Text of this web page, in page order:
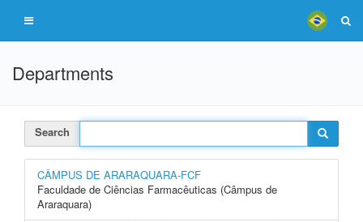
Departments
Search
CÂMPUS DE ARARAQUARA-FCF
Faculdade de Ciências Farmacêuticas (Câmpus de
Araraquara)